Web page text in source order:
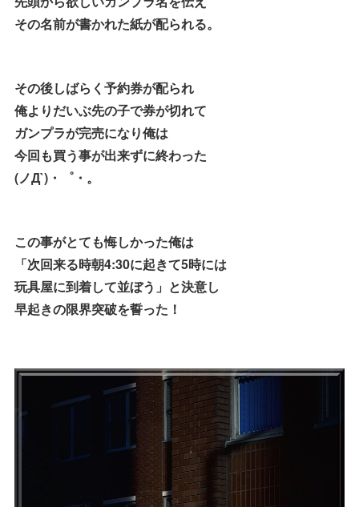
その名前が書かれた紙が配られる。
その後しばらく予約券が配られ
俺よりだいぶ先の子で券が切れて
ガンプラが完売になり俺は
今回も買う事が出来ずに終わった
(ノД`)・゜・。
この事がとても悔しかった俺は
「次回来る時朝4:30に起きて5時には
玩具屋に到着して並ぼう」と決意し
早起きの限界突破を誓った！